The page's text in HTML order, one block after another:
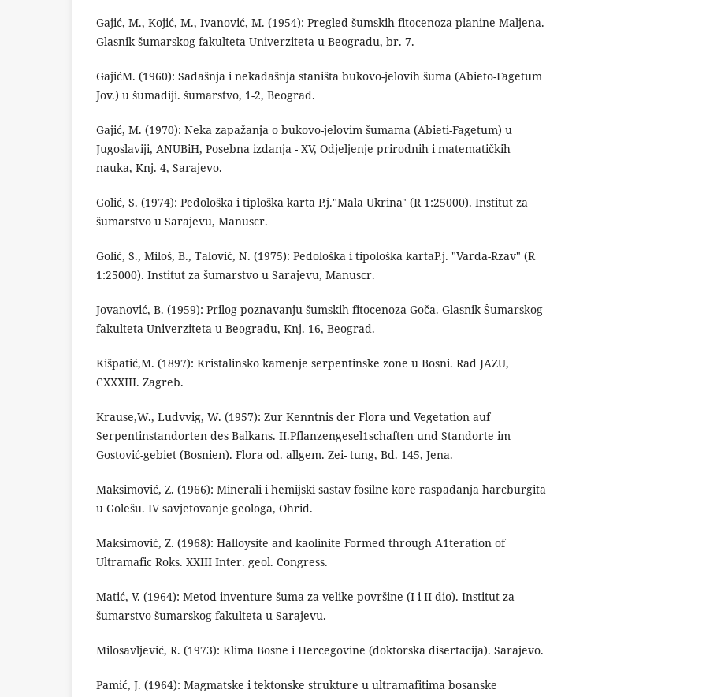
Gajić, M., Kojić, M., Ivanović, M. (1954): Pregled šumskih fitocenoza planine Maljena.
Glasnik šumarskog fakulteta Univerziteta u Beogradu, br. 7.
GajićM. (1960): Sadašnja i nekadašnja staništa bukovo-jelovih šuma (Abieto-Fagetum
Jov.) u šumadiji. šumarstvo, 1-2, Beograd.
Gajić, M. (1970): Neka zapažanja o bukovo-jelovim šumama (Abieti-Fagetum) u
Jugoslaviji, ANUBiH, Posebna izdanja - XV, Odjeljenje prirodnih i matematičkih
nauka, Knj. 4, Sarajevo.
Golić, S. (1974): Pedološka i tiploška karta P.j."Mala Ukrina" (R 1:25000). Institut za
šumarstvo u Sarajevu, Manuscr.
Golić, S., Miloš, B., Talović, N. (1975): Pedološka i tipološka kartaP.j. "Varda-Rzav" (R
1:25000). Institut za šumarstvo u Sarajevu, Manuscr.
Jovanović, B. (1959): Prilog poznavanju šumskih fitocenoza Goča. Glasnik Šumarskog
fakulteta Univerziteta u Beogradu, Knj. 16, Beograd.
Kišpatić,M. (1897): Kristalinsko kamenje serpentinske zone u Bosni. Rad JAZU,
CXXXIII. Zagreb.
Krause,W., Ludvvig, W. (1957): Zur Kenntnis der Flora und Vegetation auf
Serpentinstandorten des Balkans. II.Pflanzengesel1schaften und Standorte im
Gostović-gebiet (Bosnien). Flora od. allgem. Zei- tung, Bd. 145, Jena.
Maksimović, Z. (1966): Minerali i hemijski sastav fosilne kore raspadanja harcburgita
u Golešu. IV savjetovanje geologa, Ohrid.
Maksimović, Z. (1968): Halloysite and kaolinite Formed through A1teration of
Ultramafic Roks. XXIII Inter. geol. Congress.
Matić, V. (1964): Metod inventure šuma za velike površine (I i II dio). Institut za
šumarstvo šumarskog fakulteta u Sarajevu.
Milosavljević, R. (1973): Klima Bosne i Hercegovine (doktorska disertacija). Sarajevo.
Pamić, J. (1964): Magmatske i tektonske strukture u ultramafitima bosanske